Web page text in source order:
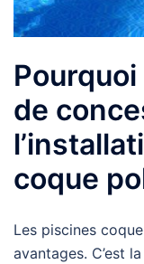
de
coque
Les piscines
avantages. C’est